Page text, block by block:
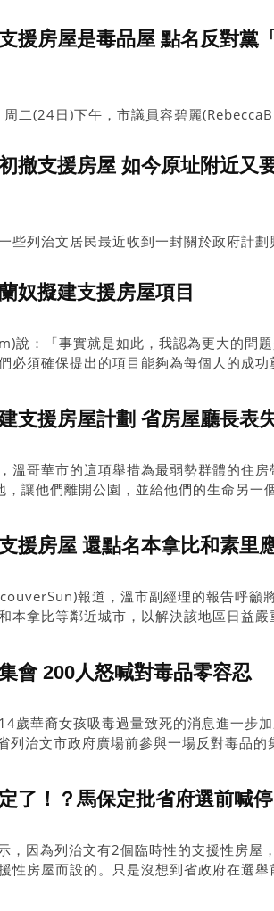
，市府將會把土地租予卑詩房屋局。同時
地用途重新規劃，以及展開社區諮詢工作
援房屋是毒品屋 點名反對黨
二(24日)下午，市議員容碧麗
論感到擔憂。
撤支援房屋 如今原址附近又
些列治文居民最近收到一封關於政府計
發民眾反彈，這一次新提出的房屋計劃
(JohnRustad)稱，這代表民眾對政府信任
奴擬建支援房屋項目
說：「事實就是如此，我認為更大的問
必須確保提出的項目能夠為每個人的成功
支援房屋計劃 省房屋廳長表
溫哥華市的這項舉措為最弱勢群體的住
，讓他們離開公園，並給他們的生命另一
援房屋 還點名本拿比和素里
報道，溫市副經理的報告呼籲
本拿比等鄰近城市，以解決該地區日益嚴
會 200人怒喊對毒品零容忍
歲華裔女孩吸毒過量致死的消息進一步
列治文市政府廣場前參與一場反對毒品的
了！？馬保定批省府選前喊
，因為列治文有2個臨時性的支援性房屋
性房屋而設的。只是沒想到省政府在選舉